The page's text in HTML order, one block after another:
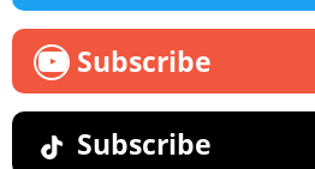
Subscribe
Subscribe